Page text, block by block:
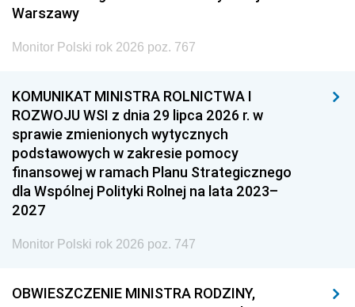
Warszawy
Monitor Polski rok 2026 poz. 767
KOMUNIKAT MINISTRA ROLNICTWA I
ROZWOJU WSI z dnia 29 lipca 2026 r. w
sprawie zmienionych wytycznych
podstawowych w zakresie pomocy
finansowej w ramach Planu Strategicznego
dla Wspólnej Polityki Rolnej na lata 2023–
2027
Monitor Polski rok 2026 poz. 747
OBWIESZCZENIE MINISTRA RODZINY,